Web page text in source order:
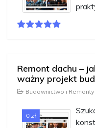
Remont dachu –
ważny projekt
Budownictwo i Remonty
0 zł